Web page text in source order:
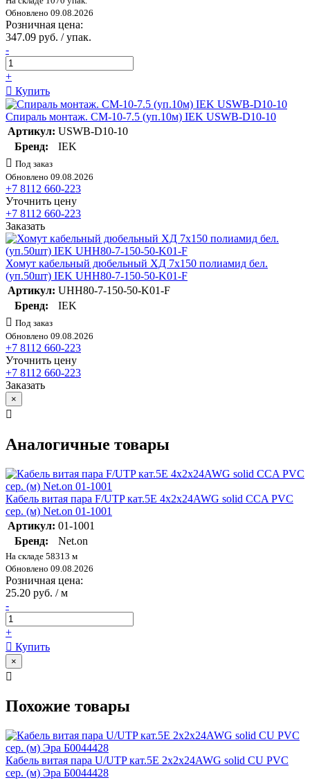
Обновлено 09.08.2026
Розничная цена:
347.09 руб. / упак.
-
+
Купить
Спираль монтаж. СМ-10-7.5 (уп.10м) IEK USWB-D10-10
Артикул: USWB-D10-10
Бренд:
IEK
Под заказ
Обновлено 09.08.2026
+7 8112 660-223
Уточнить цену
+7 8112 660-223
Заказать
Хомут кабельный дюбельный ХД 7х150 полиамид бел.
(уп.50шт) IEK UHH80-7-150-50-K01-F
Артикул: UHH80-7-150-50-K01-F
Бренд:
IEK
Под заказ
Обновлено 09.08.2026
+7 8112 660-223
Уточнить цену
+7 8112 660-223
Заказать
×
Аналогичные товары
Кабель витая пара F/UTP кат.5E 4х2х24AWG solid CCA PVC
сер. (м) Net.on 01-1001
Артикул: 01-1001
Бренд:
Net.on
На складе 58313 м
Обновлено 09.08.2026
Розничная цена:
25.20 руб. / м
-
+
Купить
×
Похожие товары
Кабель витая пара U/UTP кат.5E 2х2х24AWG solid CU PVC
сер. (м) Эра Б0044428